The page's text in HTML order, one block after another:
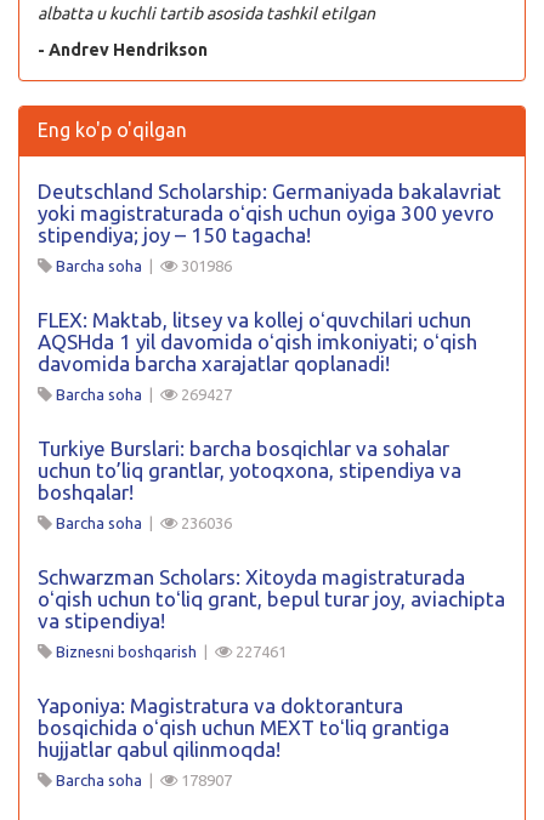
albatta u kuchli tartib asosida tashkil etilgan
- Andrev Hendrikson
Eng ko'p o'qilgan
Deutschland Scholarship: Germaniyada bakalavriat
yoki magistraturada oʻqish uchun oyiga 300 yevro
stipendiya; joy – 150 tagacha!
Barcha soha | 301986
FLEX: Maktab, litsey va kollej oʻquvchilari uchun
AQSHda 1 yil davomida oʻqish imkoniyati; oʻqish
davomida barcha xarajatlar qoplanadi!
Barcha soha | 269427
Turkiye Burslari: barcha bosqichlar va sohalar
uchun to’liq grantlar, yotoqxona, stipendiya va
boshqalar!
Barcha soha | 236036
Schwarzman Scholars: Xitoyda magistraturada
oʻqish uchun toʻliq grant, bepul turar joy, aviachipta
va stipendiya!
Biznesni boshqarish | 227461
Yaponiya: Magistratura va doktorantura
bosqichida oʻqish uchun MEXT toʻliq grantiga
hujjatlar qabul qilinmoqda!
Barcha soha | 178907